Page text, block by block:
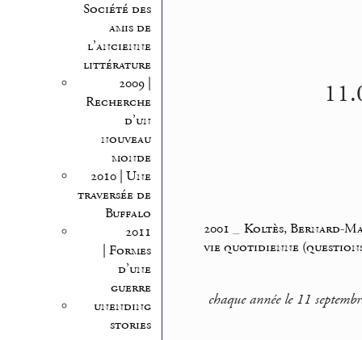
Société des
amis de
l’ancienne
littérature
2009 |
Recherche
d’un
nouveau
monde
2010 | Une
traversée de
Buffalo
2011
| Formes
d’une
guerre
unending
stories
2001
Koltès, Bernard-
vie quotidienne
chaque année le 11